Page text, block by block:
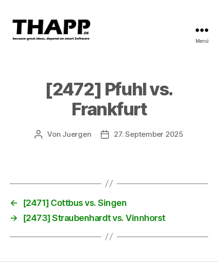
Menü
[2472] Pfuhl vs.
Frankfurt
Beitragsautor
Von Juergen Beitragsdatum
27. September 2025
←
[2471] Cottbus vs. Singen
→
[2473] Straubenhardt vs. Vinnhorst